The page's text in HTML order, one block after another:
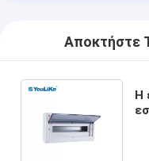
Αποκτήστε
Η